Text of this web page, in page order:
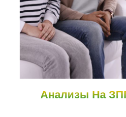
Анализы На